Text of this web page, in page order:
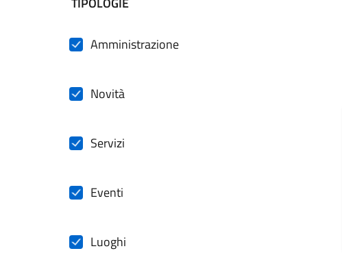
filtri da applicare
Amministrazione
Novità
Servizi
Eventi
Luoghi